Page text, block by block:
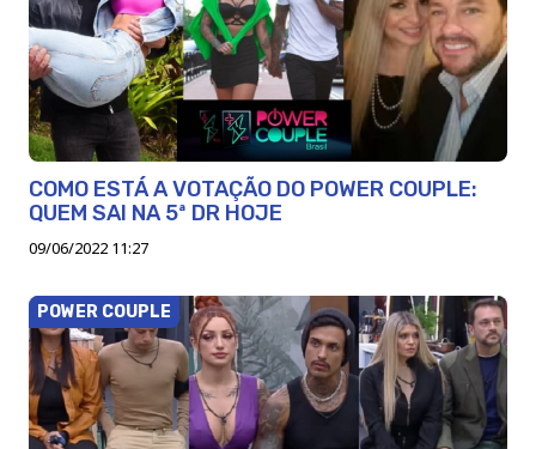
COMO ESTÁ A VOTAÇÃO DO POWER COUPLE:
QUEM SAI NA 5ª DR HOJE
09/06/2022 11:27
POWER COUPLE